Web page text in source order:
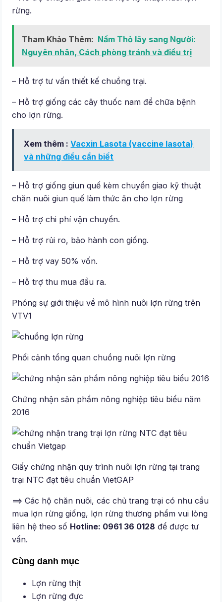
rừng.
Tham Khảo Thêm: Nấm Thỏ lây sang Người:
Nguyên nhân, Cách phòng tránh và điều trị
– Hỗ trợ tư vấn thiết kế chuồng trại.
– Hỗ trợ giống các cây thuốc nam để chữa bệnh
cho lợn rừng.
Xem thêm :Vacxin Lasota (vaccine lasota)
và những điều cần biết
– Hỗ trợ giống giun quế kèm chuyển giao kỹ thuật
chăn nuôi giun quế làm thức ăn cho lợn rừng
– Hỗ trợ chi phí vận chuyển.
– Hỗ trợ rủi ro, bảo hành con giống.
– Hỗ trợ vay 50% vốn.
– Hỗ trợ thu mua đầu ra.
Phóng sự giới thiệu về mô hình nuôi lợn rừng trên
VTV1
Phối cảnh tổng quan chuồng nuôi lợn rừng
Chứng nhận sản phẩm nông nghiệp tiêu biểu năm
2016
Giấy chứng nhận quy trình nuôi lợn rừng tại trang
trại NTC đạt tiêu chuẩn VietGAP
==> Các hộ chăn nuôi, các chủ trang trại có nhu cầu
mua lợn rừng giống, lợn rừng thương phẩm vui lòng
liên hệ theo số Hotline: 0961 36 0128 để được tư
vấn.
Cùng danh mục
Lợn rừng thịt
Lợn rừng đực